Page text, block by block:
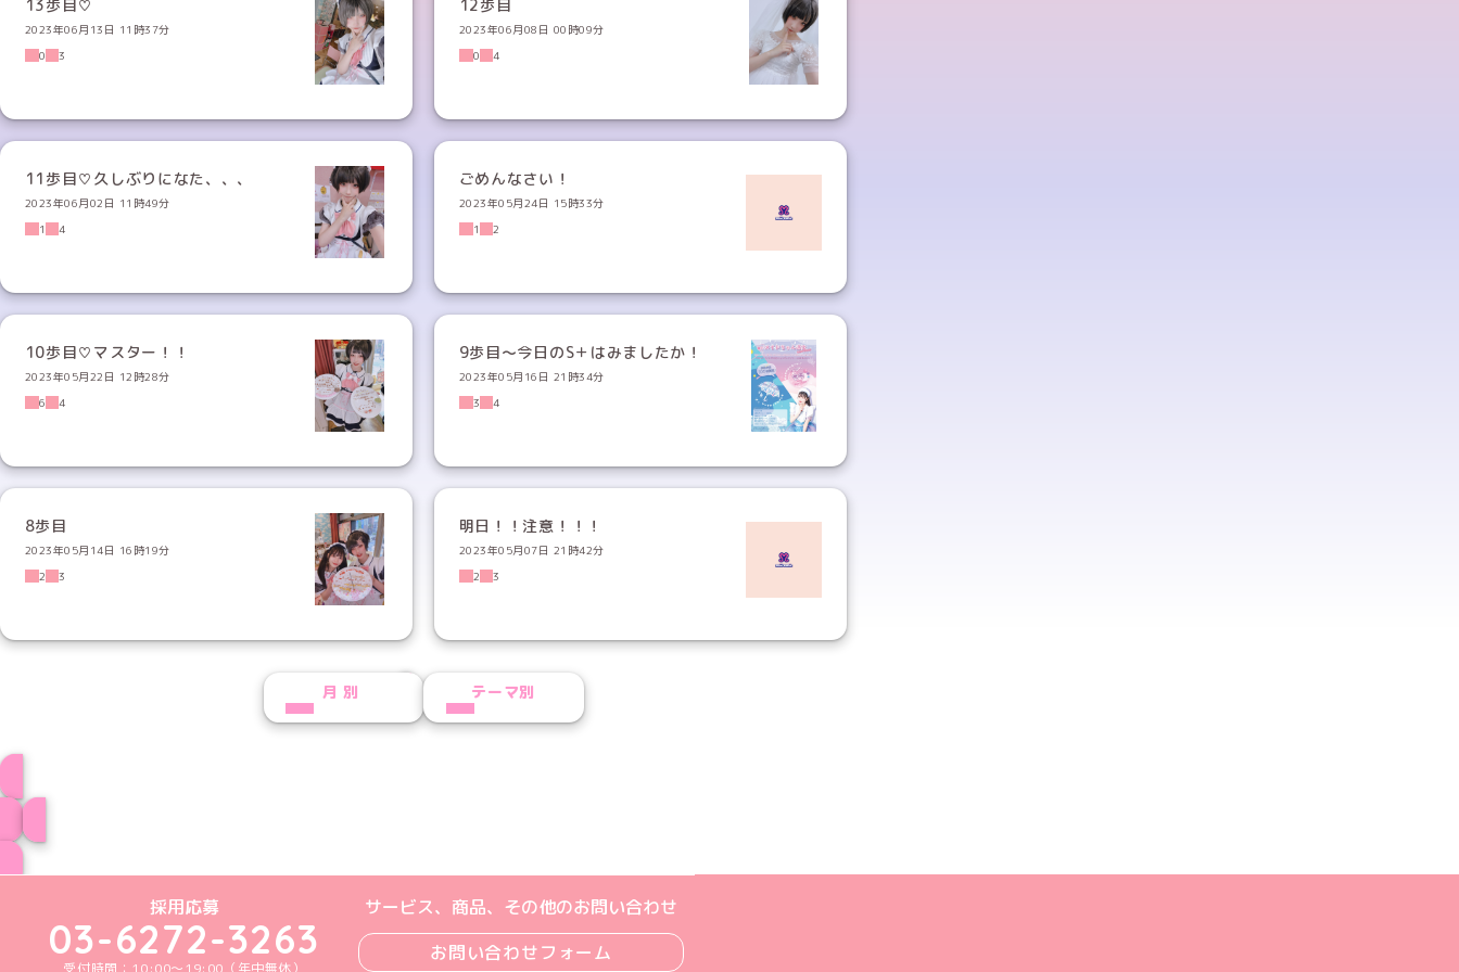
13歩目♡
2023年06月13日 11時37分
0
3
12歩目
2023年06月08日 00時09分
0
4
11歩目♡久しぶりになた、、、
2023年06月02日 11時49分
1
4
ごめんなさい！
2023年05月24日 15時33分
1
2
10歩目♡マスター！！
2023年05月22日 12時28分
6
4
9歩目～今日のS＋はみましたか！
2023年05月16日 21時34分
3
4
8歩目
2023年05月14日 16時19分
2
3
明日！！注意！！！
2023年05月07日 21時42分
2
3
NEXT
月別 テーマ別
めいどりーみんTikTok公式アカウント
めいどりーみんX公式アカウント
めいどりーみんInstagram公式アカウント
めいどりーみんFacebook公式アカウント
めいどりーみんYouTube公式アカウント
採用応募
03-6272-3263
サービス、商品、その他のお問い合わせ
お問い合わせフォーム